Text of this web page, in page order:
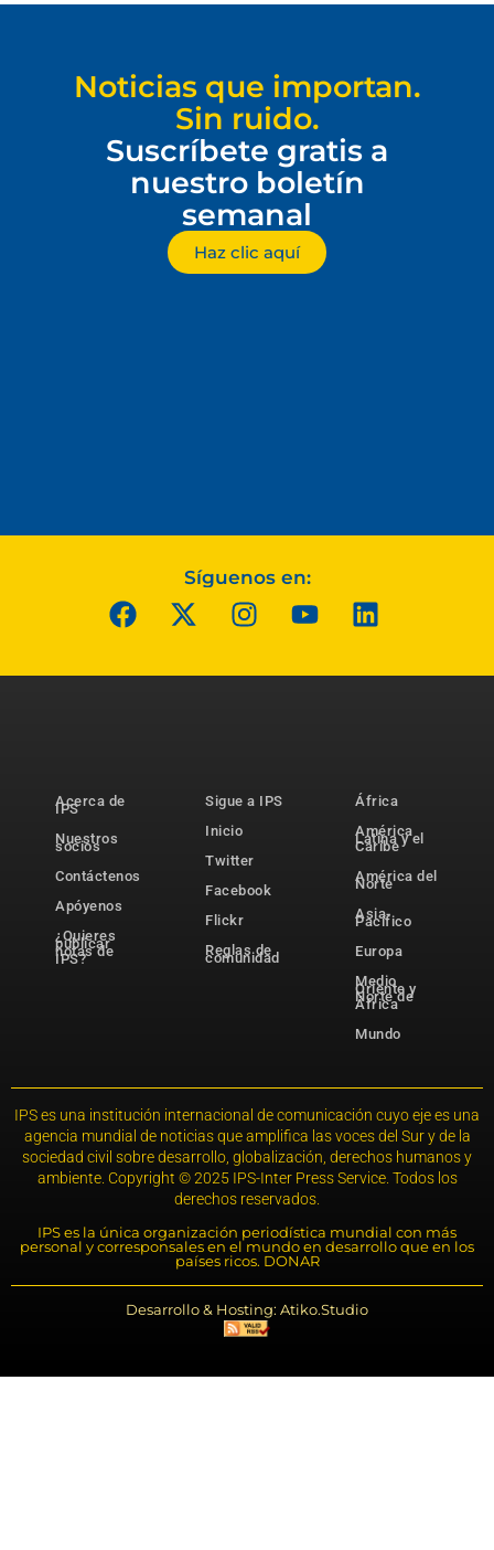
Noticias que importan.
Sin ruido.
Suscríbete gratis a
nuestro boletín
semanal
Haz clic aquí
Síguenos en:
Acerca de
IPS
Nuestros
socios
Contáctenos
Apóyenos
¿Quieres
publicar
notas de
IPS?
Sigue a IPS
Inicio
Twitter
Facebook
Flickr
Reglas de
comunidad
África
América
Latina y el
Caribe
América del
Norte
Asia-
Pacífico
Europa
Medio
Oriente y
Norte de
África
Mundo
IPS es una institución internacional de comunicación cuyo eje es una
agencia mundial de noticias que amplifica las voces del Sur y de la
sociedad civil sobre desarrollo, globalización, derechos humanos y
ambiente. Copyright © 2025 IPS-Inter Press Service. Todos los
derechos reservados.
IPS es la única organización periodística mundial con más
personal y corresponsales en el mundo en desarrollo que en los
países ricos. DONAR
Desarrollo & Hosting: Atiko.Studio